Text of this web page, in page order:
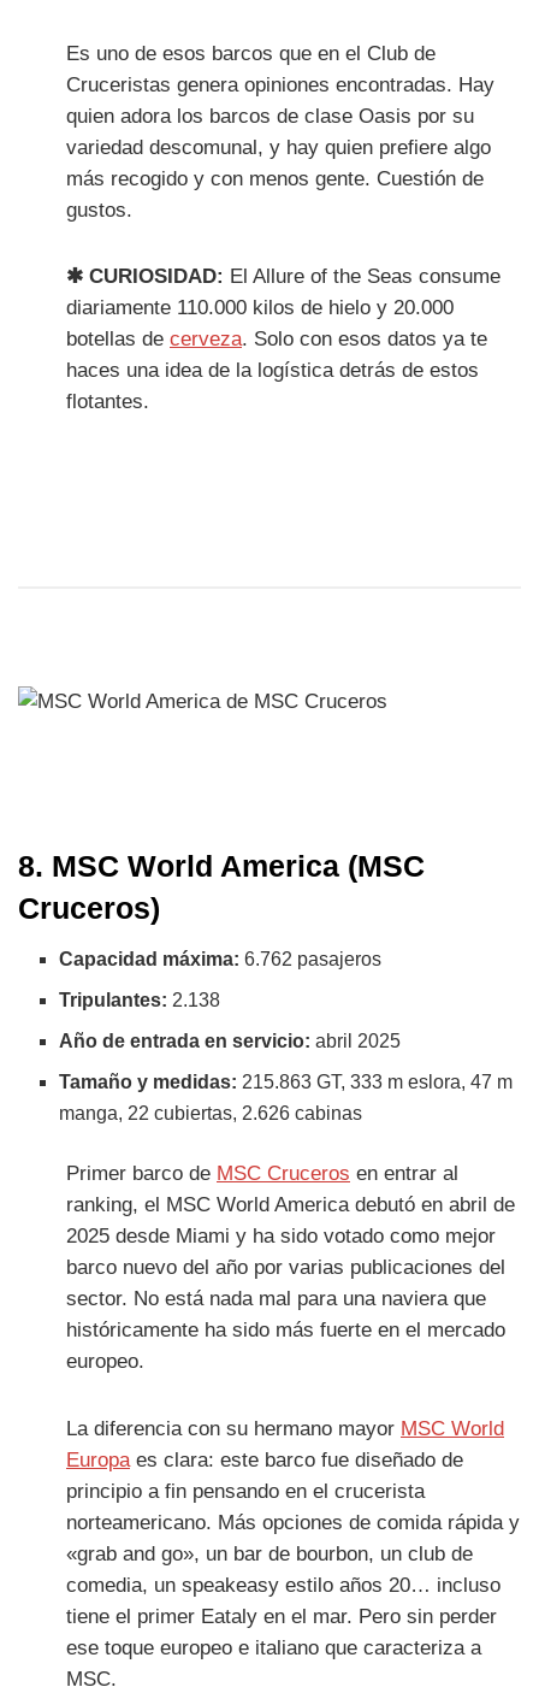
Es uno de esos barcos que en el Club de
Cruceristas genera opiniones encontradas. Hay
quien adora los barcos de clase Oasis por su
variedad descomunal, y hay quien prefiere algo
más recogido y con menos gente. Cuestión de
gustos.
✱ CURIOSIDAD: El Allure of the Seas consume
diariamente 110.000 kilos de hielo y 20.000
botellas de cerveza. Solo con esos datos ya te
haces una idea de la logística detrás de estos
flotantes.
8. MSC World America (MSC
Cruceros)
Capacidad máxima: 6.762 pasajeros
Tripulantes: 2.138
Año de entrada en servicio: abril 2025
Tamaño y medidas: 215.863 GT, 333 m eslora, 47 m
manga, 22 cubiertas, 2.626 cabinas
Primer barco de MSC Cruceros en entrar al
ranking, el MSC World America debutó en abril de
2025 desde Miami y ha sido votado como mejor
barco nuevo del año por varias publicaciones del
sector. No está nada mal para una naviera que
históricamente ha sido más fuerte en el mercado
europeo.
La diferencia con su hermano mayor MSC World
Europa es clara: este barco fue diseñado de
principio a fin pensando en el crucerista
norteamericano. Más opciones de comida rápida y
«grab and go», un bar de bourbon, un club de
comedia, un speakeasy estilo años 20… incluso
tiene el primer Eataly en el mar. Pero sin perder
ese toque europeo e italiano que caracteriza a
MSC.